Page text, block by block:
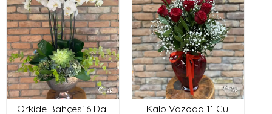
Orkide Bahçesi 6 Dal Kalp Vazoda 11 Gül